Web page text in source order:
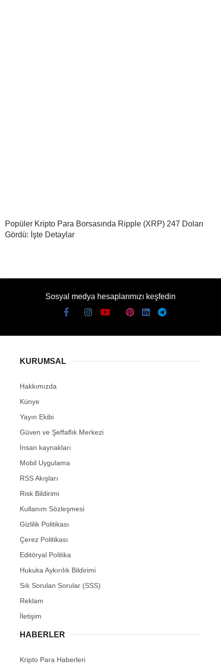
Popüler Kripto Para Borsasında Ripple (XRP) 247 Doları
Gördü: İşte Detaylar
Sosyal medya hesaplarımızı keşfedin
KURUMSAL
Hakkımızda
Künye
Yayın Ekibi
Güven ve Şeffaflık Merkezi
İnsan kaynakları
Mobil Uygulama
RSS Akışları
Risk Bildirimi
Kullanım Sözleşmesi
Gizlilik Politikası
Çerez Politikası
Editöryal Politika
Hukuka Aykırılık Bildirimi
Sık Sorulan Sorular (SSS)
Reklam
İletişim
HABERLER
Kripto Para Haberleri